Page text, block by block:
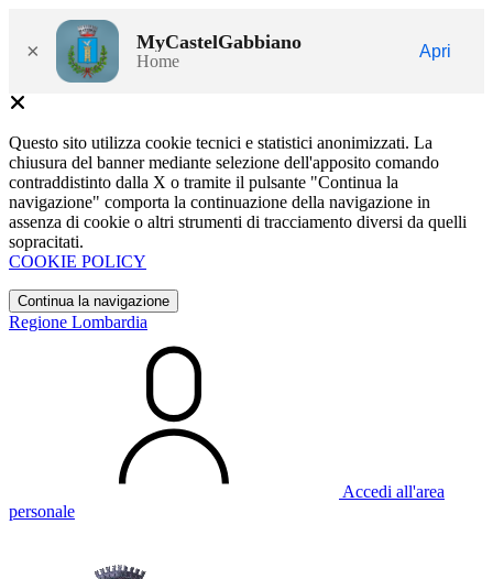
× MyCastelGabbiano
Home
Apri
Questo sito utilizza cookie tecnici e statistici anonimizzati. La
chiusura del banner mediante selezione dell'apposito comando
contraddistinto dalla X o tramite il pulsante "Continua la
navigazione" comporta la continuazione della navigazione in
assenza di cookie o altri strumenti di tracciamento diversi da quelli
sopracitati.
COOKIE POLICY
Continua la navigazione
Regione Lombardia
Accedi all'area
personale